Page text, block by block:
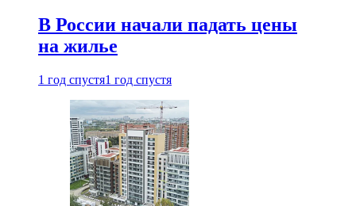
В России начали падать цены
на жилье
1 год спустя1 год спустя